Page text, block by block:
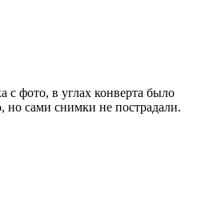
с фото, в углах конверта было
но сами снимки не пострадали.